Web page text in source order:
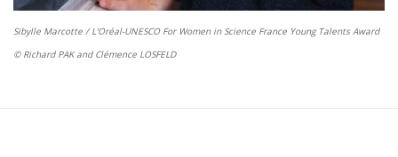
Sibylle Marcotte / L'Oréal-UNESCO For Women in Science France Young Talents Award
© Richard PAK and Clémence LOSFELD